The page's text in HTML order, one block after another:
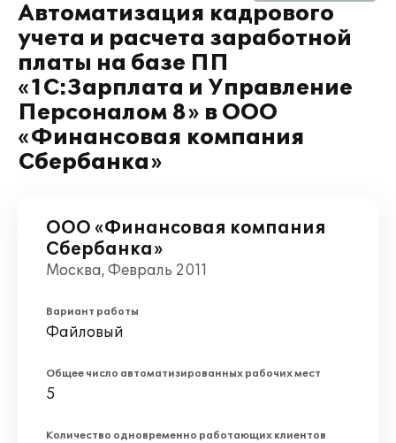
Автоматизация кадрового
учета и расчета заработной
платы на базе ПП
«1С:Зарплата и Управление
Персоналом 8» в ООО
«Финансовая компания
Сбербанка»
ООО «Финансовая компания
Сбербанка»
Москва, Февраль 2011
Вариант работы
Файловый
Общее число автоматизированных рабочих мест
5
Количество одновременно работающих клиентов